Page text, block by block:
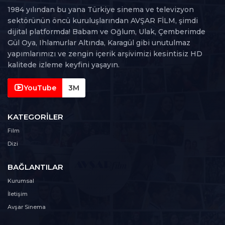
1984 yılından bu yana Türkiye sinema ve televizyon
sektörünün öncü kuruluşlarından AVŞAR FİLM, şimdi
dijital platformda! Babam ve Oğlum, Ulak, Çemberimde
Gül Oya, Ihlamurlar Altında, Karagül gibi unutulmaz
yapımlarımızı ve zengin içerik arşivimizi kesintisiz HD
kalitede izleme keyfini yaşayın.
YouTube 3M
KATEGORILER
Film
Dizi
BAĞLANTILAR
Kurumsal
İletişim
Avşar Sinema